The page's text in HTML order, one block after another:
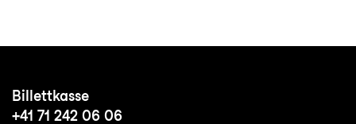
der Burgfestspiele Bad Vilbel und spielte
Billettkasse
+41 71 242 06 06